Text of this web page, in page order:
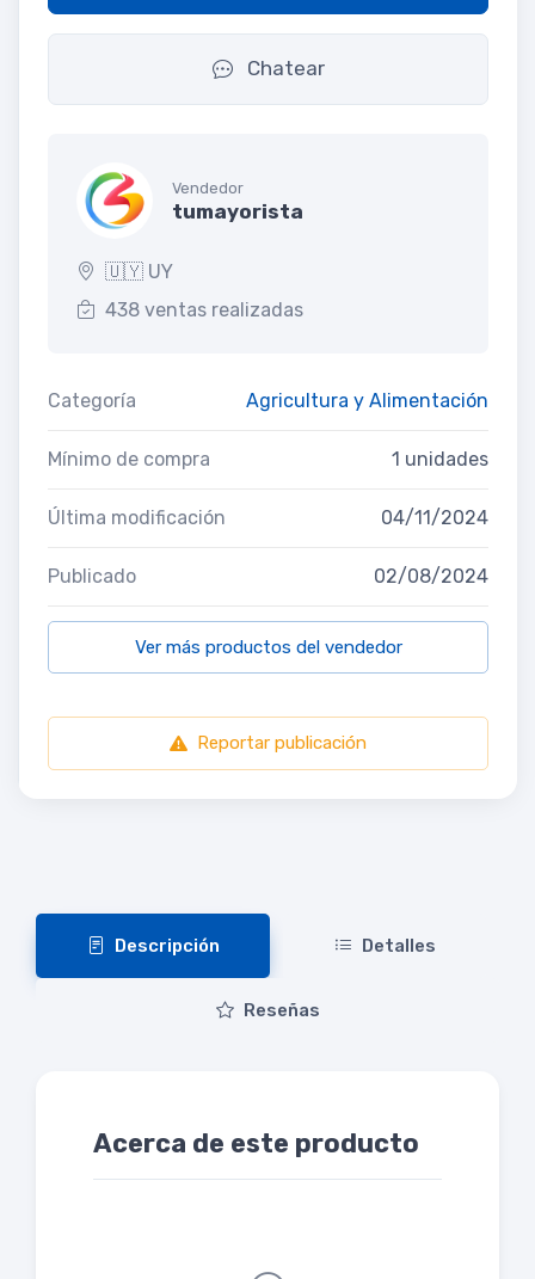
Chatear
Vendedor
tumayorista
🇺🇾 UY
438 ventas realizadas
Categoría Agricultura y Alimentación
Mínimo de compra 1 unidades
Última modificación 04/11/2024
Publicado 02/08/2024
Ver más productos del vendedor
Reportar publicación
Descripción Detalles
Reseñas
Acerca de este producto